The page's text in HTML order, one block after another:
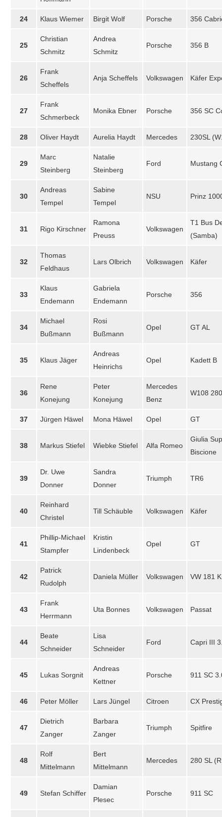
24 Klaus Wiemer Birgit Wolf Porsche 356
25
Christian
Schmitz
Andrea
Schmitz
Porsche 356 B
26
Frank
Scheffels
Anja Scheffels Volkswagen Käfer
27
Frank
Schmerbeck
Monika Ebner Porsche 356 SC
28 Oliver Haydt Aurelia Haydt Mercedes 230SL
29
Marc
Steinberg
Natalie
Steinberg
Ford Mustang
30
Andreas
Tempel
Sabine
Tempel
NSU Prinz
31 Rigo Kirschner
Ramona
Preuss
Volkswagen
T1 Bus
(Samba)
32
Thomas
Feldhaus
Lars Olbrich Volkswagen Käfer
33
Klaus
Endemann
Gabriela
Endemann
Porsche 356
34
Michael
Bußmann
Rosi
Bußmann
Opel GT AL
35 Klaus Jäger
Andreas
Heinrichs
Opel Kadett B
36
Rene
Konejung
Peter
Konejung
Mercedes
Benz
W108
37 Jürgen Häwel Mona Häwel Opel GT
38 Markus Stiefel Wiebke Stiefel Alfa Romeo
Giulia
Biscione
39
Dr. Uwe
Donner
Sandra
Donner
Triumph TR6
40
Reinhard
Christel
Till Schäuble Volkswagen Käfer
41
Phillip-Michael
Stampfer
Kristin
Lindenbeck
Opel GT
42
Patrick
Rudolph
Daniela Müller Volkswagen VW 181
43
Frank
Herrmann
Uta Bonnes Volkswagen Passat
44
Beate
Schneider
Lisa
Schneider
Ford Capri III
45 Lukas Sorgnit
Andreas
Kettner
Porsche 911 SC
46 Peter Möller Lars Jüngel Citroen CX
47
Dietrich
Zanger
Barbara
Zanger
Triumph Spitfire
48
Rolf
Mittelmann
Bert
Mittelmann
Mercedes 280 SL
49 Stefan Schiffer
Damian
Plesec
Porsche 911 SC